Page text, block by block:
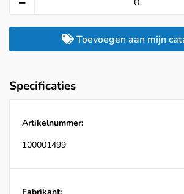
Toevoegen aan mijn
Specificaties
Artikelnummer:
100001499